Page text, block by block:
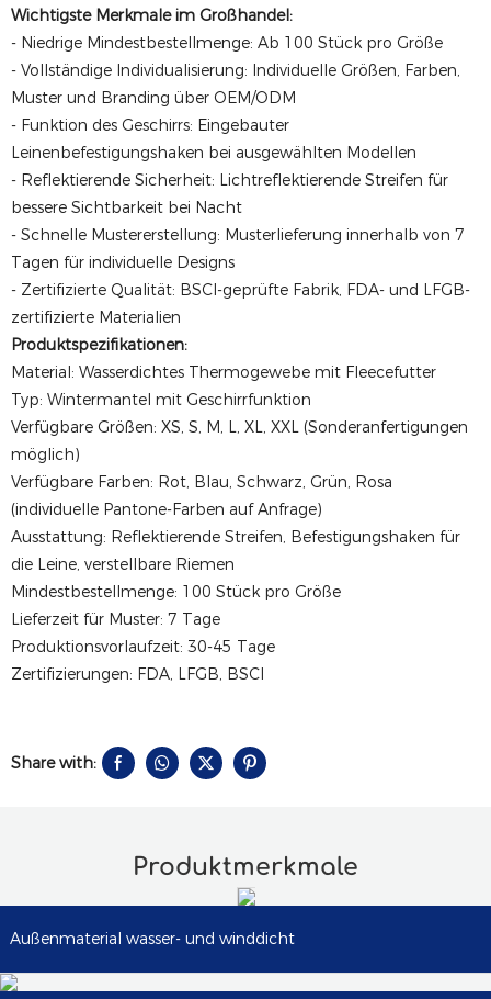
Wichtigste Merkmale im Großhandel:
- Niedrige Mindestbestellmenge: Ab 100 Stück pro Größe
- Vollständige Individualisierung: Individuelle Größen, Farben,
Muster und Branding über OEM/ODM
- Funktion des Geschirrs: Eingebauter
Leinenbefestigungshaken bei ausgewählten Modellen
- Reflektierende Sicherheit: Lichtreflektierende Streifen für
bessere Sichtbarkeit bei Nacht
- Schnelle Mustererstellung: Musterlieferung innerhalb von 7
Tagen für individuelle Designs
- Zertifizierte Qualität: BSCI-geprüfte Fabrik, FDA- und LFGB-
zertifizierte Materialien
Produktspezifikationen:
Material: Wasserdichtes Thermogewebe mit Fleecefutter
Typ: Wintermantel mit Geschirrfunktion
Verfügbare Größen: XS, S, M, L, XL, XXL (Sonderanfertigungen
möglich)
Verfügbare Farben: Rot, Blau, Schwarz, Grün, Rosa
(individuelle Pantone-Farben auf Anfrage)
Ausstattung: Reflektierende Streifen, Befestigungshaken für
die Leine, verstellbare Riemen
Mindestbestellmenge: 100 Stück pro Größe
Lieferzeit für Muster: 7 Tage
Produktionsvorlaufzeit: 30-45 Tage
Zertifizierungen: FDA, LFGB, BSCI
Share with:
Produktmerkmale
Außenmaterial wasser- und winddicht